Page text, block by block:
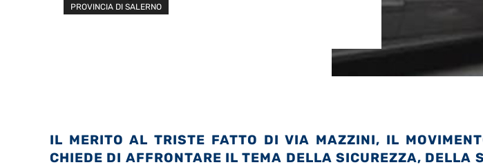
PROVINCIA DI SALERNO
IL MERITO AL TRISTE FATTO DI VIA MAZZINI, IL
CHIEDE DI AFFRONTARE IL TEMA DELLA SICUREZZA, DELLA